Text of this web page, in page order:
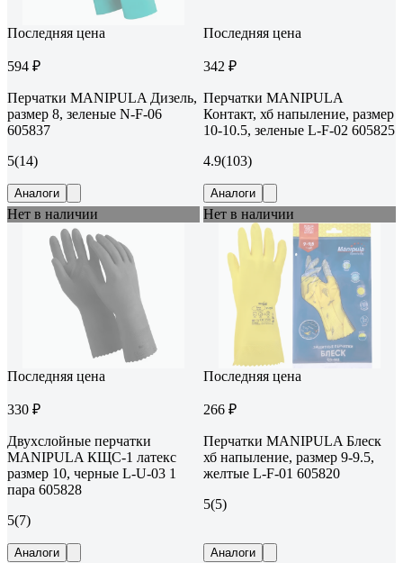
Последняя цена
594 ₽
Перчатки MANIPULA Дизель,
размер 8, зеленые N-F-06
605837
5(14)
Аналоги
Последняя цена
342 ₽
Перчатки MANIPULA
Контакт, хб напыление, размер
10-10.5, зеленые L-F-02 605825
4.9(103)
Аналоги
Нет в наличии
Последняя цена
330 ₽
Двухслойные перчатки
MANIPULA КЩС-1 латекс
размер 10, черные L-U-03 1
пара 605828
5(7)
Аналоги
Нет в наличии
Последняя цена
266 ₽
Перчатки MANIPULA Блеск
хб напыление, размер 9-9.5,
желтые L-F-01 605820
5(5)
Аналоги